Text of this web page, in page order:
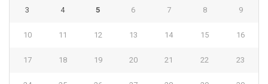
3 4 5 6 7 8 9
10 11 12 13 14 15 16
17 18 19 20 21 22 23